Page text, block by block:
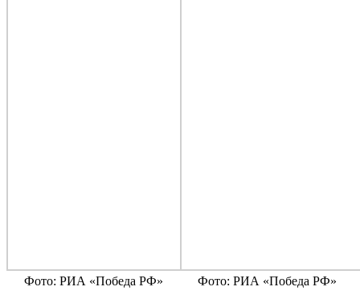
Фото: РИА «Победа РФ» Фото: РИА «Победа РФ»